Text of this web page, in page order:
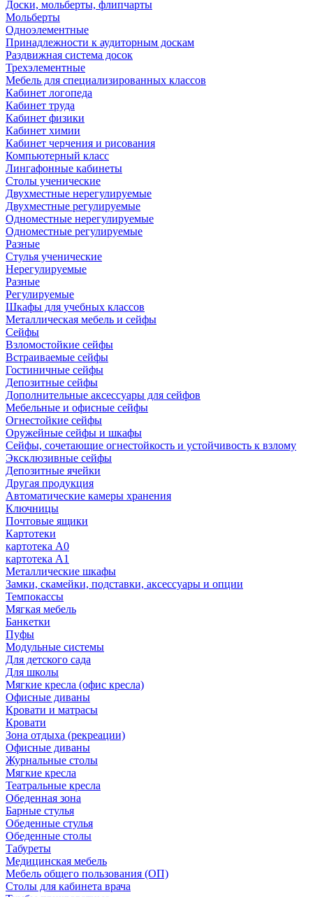
Доски, мольберты, флипчарты
Мольберты
Одноэлементные
Принадлежности к аудиторным доскам
Раздвижная система досок
Трехэлементные
Мебель для специализированных классов
Кабинет логопеда
Кабинет труда
Кабинет физики
Кабинет химии
Кабинет черчения и рисования
Компьютерный класс
Лингафонные кабинеты
Столы ученические
Двухместные нерегулируемые
Двухместные регулируемые
Одноместные нерегулируемые
Одноместные регулируемые
Разные
Стулья ученические
Нерегулируемые
Разные
Регулируемые
Шкафы для учебных классов
Металлическая мебель и сейфы
Сейфы
Взломостойкие сейфы
Встраиваемые сейфы
Гостиничные сейфы
Депозитные сейфы
Дополнительные аксессуары для сейфов
Мебельные и офисные сейфы
Огнестойкие сейфы
Оружейные сейфы и шкафы
Сейфы, сочетающие огнестойкость и устойчивость к взлому
Эксклюзивные сейфы
Депозитные ячейки
Другая продукция
Автоматические камеры хранения
Ключницы
Почтовые ящики
Картотеки
картотека А0
картотека А1
Металлические шкафы
Замки, скамейки, подставки, аксессуары и опции
Темпокассы
Мягкая мебель
Банкетки
Пуфы
Модульные системы
Для детского сада
Для школы
Мягкие кресла (офис кресла)
Офисные диваны
Кровати и матрасы
Кровати
Зона отдыха (рекреации)
Офисные диваны
Журнальные столы
Мягкие кресла
Театральные кресла
Обеденная зона
Барные стулья
Обеденные стулья
Обеденные столы
Табуреты
Медицинская мебель
Мебель общего пользования (ОП)
Столы для кабинета врача